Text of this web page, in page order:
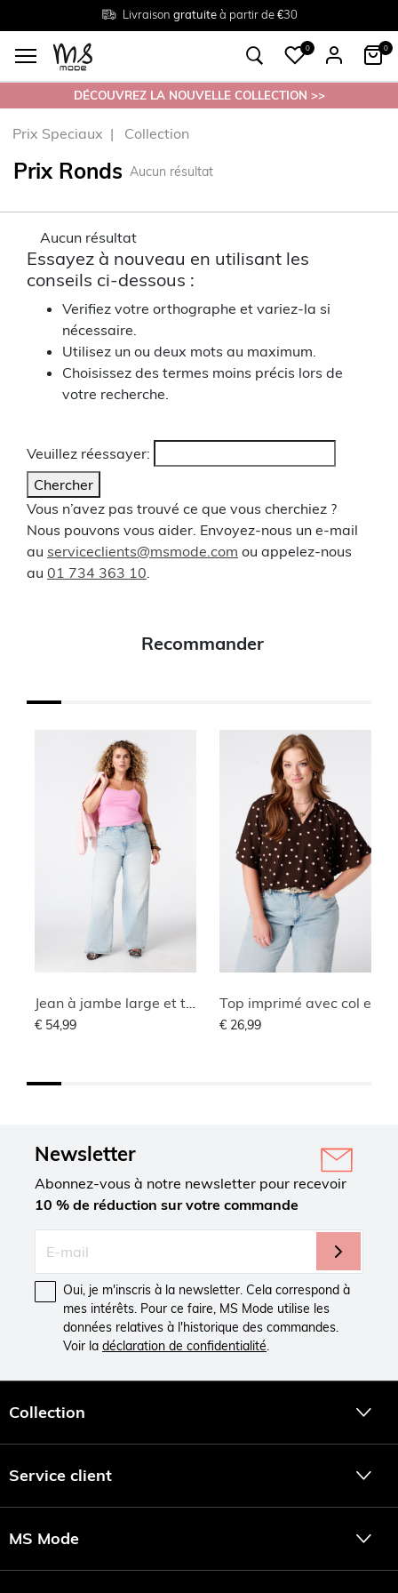
Livraison gratuiteà partir de €30
Tailles du38 au 54
Retourgratuit en magasin
0 0
DÉCOUVREZ LA NOUVELLE COLLECTION >>
Prix Speciaux Collection
Prix Ronds Aucun résultat
Aucun résultat
Essayez à nouveau en utilisant les
conseils ci-dessous :
Verifiez votre orthographe et variez-la si
nécessaire.
Utilisez un ou deux mots au maximum.
Choisissez des termes moins précis lors de
votre recherche.
Veuillez réessayer:
Chercher
Vous n’avez pas trouvé ce que vous cherchiez ?
Nous pouvons vous aider. Envoyez-nous un e-mail
au serviceclients@msmode.com ou appelez-nous
au 01 734 363 10
Recommander
€ 54,99 € 26,99
Newsletter
Abonnez-vous à notre newsletter pour recevoir
10 % de réduction sur votre commande
Oui, je m'inscris à la newsletter. Cela correspond à
mes intérêts. Pour ce faire, MS Mode utilise les
données relatives à l'historique des commandes.
Voir la déclaration de confidentialité.
Collection
Service client
MS Mode